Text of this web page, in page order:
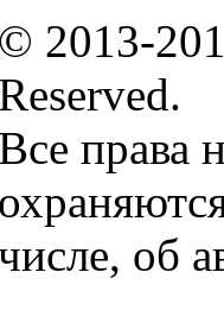
2013-
права
об